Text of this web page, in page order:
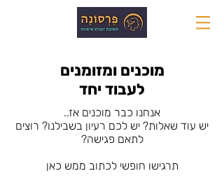
מוכנים ומזומנים
לעבוד יחד
אנחנו כבר מוכנים אז..
יש עוד שאלות? יש לכם רעיון בשבילנו? רוצים
לתאם פגישה?
תרגישו חופשי לכתוב ממש כאן